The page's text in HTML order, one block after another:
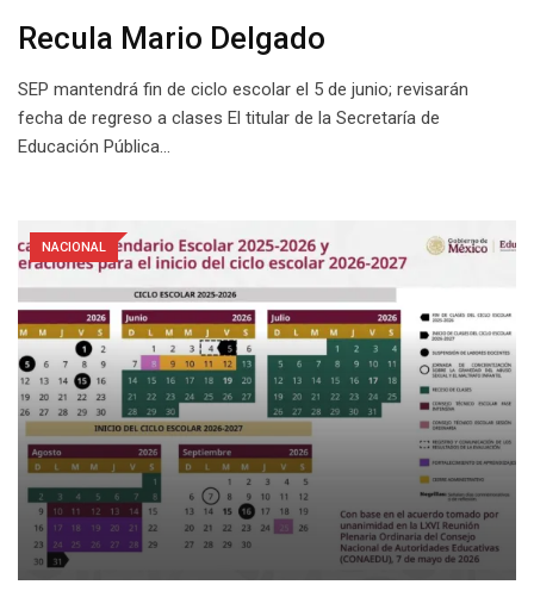
Recula Mario Delgado
SEP mantendrá fin de ciclo escolar el 5 de junio; revisarán
fecha de regreso a clases El titular de la Secretaría de
Educación Pública…
NACIONAL